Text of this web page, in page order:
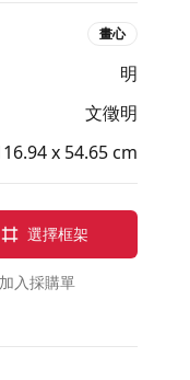
畫心
明
文徵明
x 54.65 cm
選擇框架
入採購單